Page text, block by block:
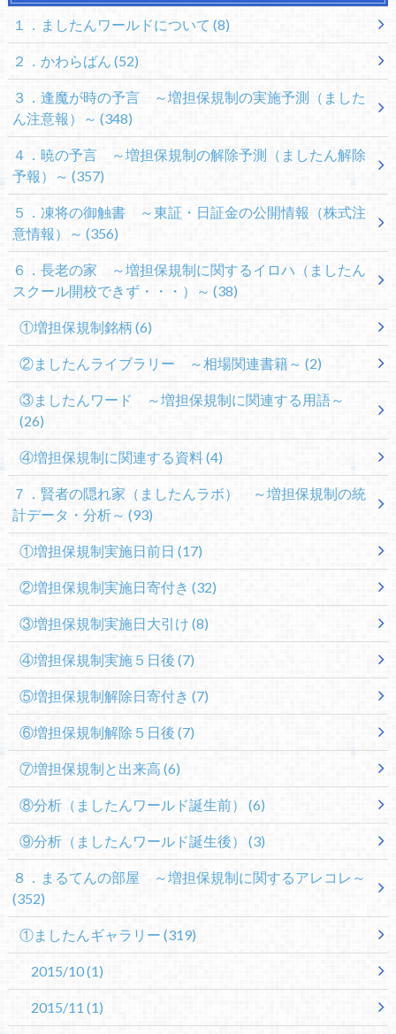
１．ましたんワールドについて (8)
２．かわらばん (52)
３．逢魔が時の予言 ～増担保規制の実施予測（ました
ん注意報）～ (348)
４．暁の予言 ～増担保規制の解除予測（ましたん解除
予報）～ (357)
５．凍将の御触書 ～東証・日証金の公開情報（株式注
意情報）～ (356)
６．長老の家 ～増担保規制に関するイロハ（ましたん
スクール開校できず・・・）～ (38)
①増担保規制銘柄 (6)
②ましたんライブラリー ～相場関連書籍～ (2)
③ましたんワード ～増担保規制に関連する用語～
(26)
④増担保規制に関連する資料(4)
７．賢者の隠れ家（ましたんラボ） ～増担保規制の統
計データ・分析～ (93)
①増担保規制実施日前日 (17)
②増担保規制実施日寄付き (32)
③増担保規制実施日大引け (8)
④増担保規制実施５日後 (7)
⑤増担保規制解除日寄付き (7)
⑥増担保規制解除５日後 (7)
⑦増担保規制と出来高 (6)
⑧分析（ましたんワールド誕生前） (6)
⑨分析（ましたんワールド誕生後） (3)
８．まるてんの部屋 ～増担保規制に関するアレコレ～
(352)
①ましたんギャラリー (319)
2015/10(1)
2015/11 (1)